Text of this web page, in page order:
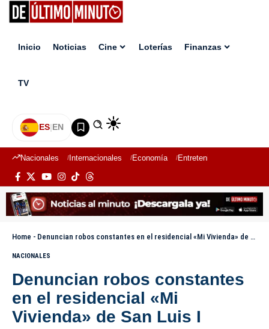
Inicio Noticias Cine Loterías Finanzas
TV
ES|EN
Nacionales Internacionales Economía Entretenimiento
Home - Denuncian robos constantes en el residencial «Mi Vivienda» de San Luis I
NACIONALES
Denuncian robos constantes
en el residencial «Mi
Vivienda» de San Luis I